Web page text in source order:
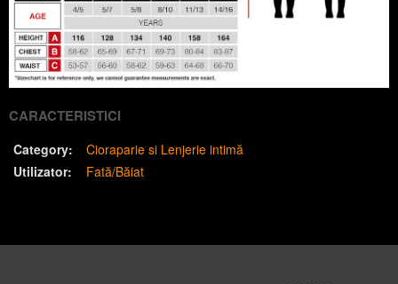
CARACTERISTICI
Category:
Cioraparie si Lenjerie intimă
Utilizator:
Fată/Băiat